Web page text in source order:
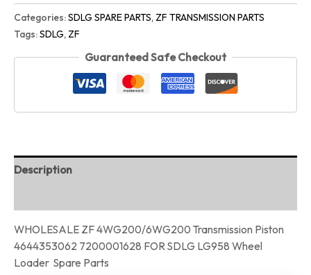
Categories:SDLG SPARE PARTS, ZF TRANSMISSION PARTS
Tags:SDLG, ZF
Guaranteed Safe Checkout
Description
WHOLESALE ZF 4WG200/6WG200 Transmission Piston
4644353062 7200001628 FOR SDLG LG958 Wheel
Loader Spare Parts